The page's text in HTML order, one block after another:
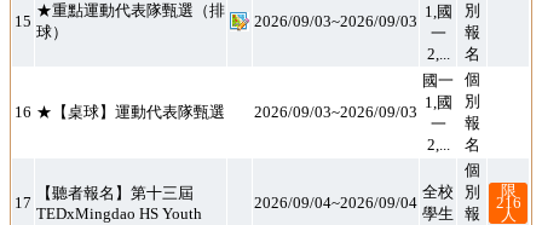
15
★重點運動代表隊甄選（排
球）
2026/09/03~2026/09/03
2,... 名
16 ★【桌球】運動代表隊甄選 2026/09/03~2026/09/03
國一
1,國
一
2,...
個
別
報
名
17
【聽者報名】第十三屆
TEDxMingdao HS Youth
2026/09/04~2026/09/04
全校
學生
個
別
報
限
216
人